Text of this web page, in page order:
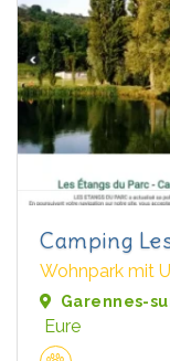
Camping
Wohnpark mit
Garennes-
Eure